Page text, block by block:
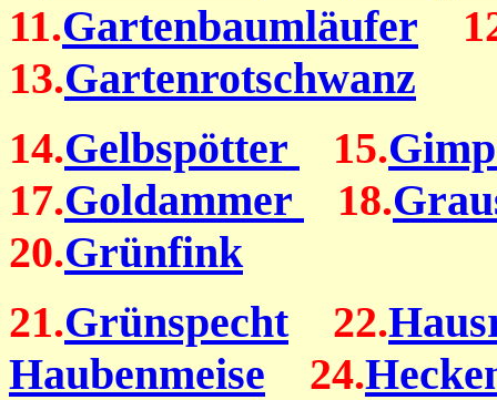
11.Gartenbaumläufer
13.Gartenrotschwanz
14.Gelbspötter 15.
17.Goldammer 18.
20.Grünfink
21.Grünspecht22.
Haubenmeise 24.